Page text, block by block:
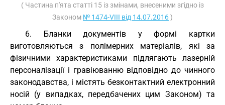
( Частина п'ята статті 15 із змінами, внесеними згідно із
Законом № 1474-VIII від 14.07.2016)
6. Бланки документів у формі картки
виготовляються з полімерних матеріалів, які за
фізичними характеристиками підлягають лазерній
персоналізації і гравіюванню відповідно до чинного
законодавства, і містять безконтактний електронний
носій (у випадках, передбачених цим Законом) та